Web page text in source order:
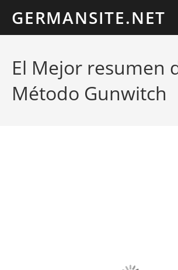
contenido
GERMANSITE.NET
El Mejor resumen
Método Gunwitch